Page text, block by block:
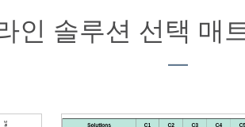
인 솔루션 선택 매